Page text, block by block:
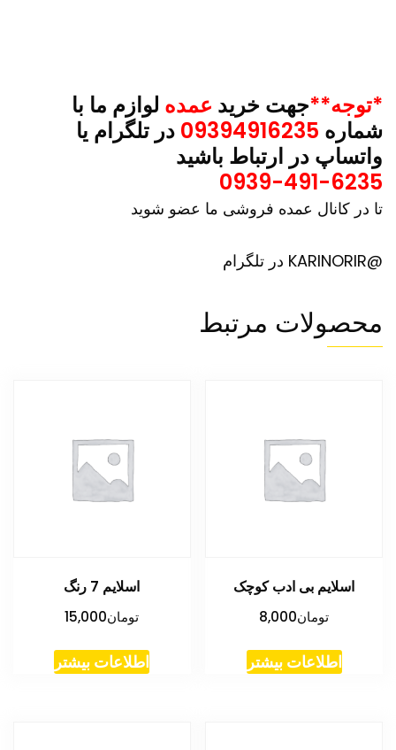
*توجه**جهت خرید عمده لوازم ما با
شماره
در تلگرام یا
واتساپ در ارتباط باشید
0939-491-6235
تا در کانال عمده فروشی ما عضو شوید
@KARINORIR در تلگرام
محصولات مرتبط
اسلایم بی ادب کوچک
تومان8,000
اطلاعات بیشتر
اسلایم 7 رنگ
تومان15,000
اطلاعات بیشتر